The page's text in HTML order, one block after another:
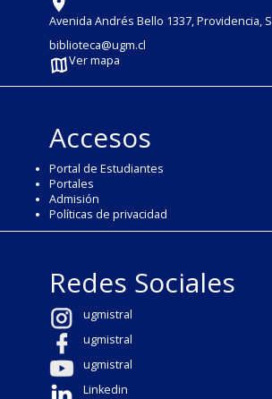
Avenida Andrés Bello 1337, Providencia,
biblioteca@ugm.cl
Ver mapa
Accesos
Portal de Estudiantes
Portales
Admisión
Políticas de privacidad
Redes Sociales
ugmistral
ugmistral
ugmistral
Linkedin